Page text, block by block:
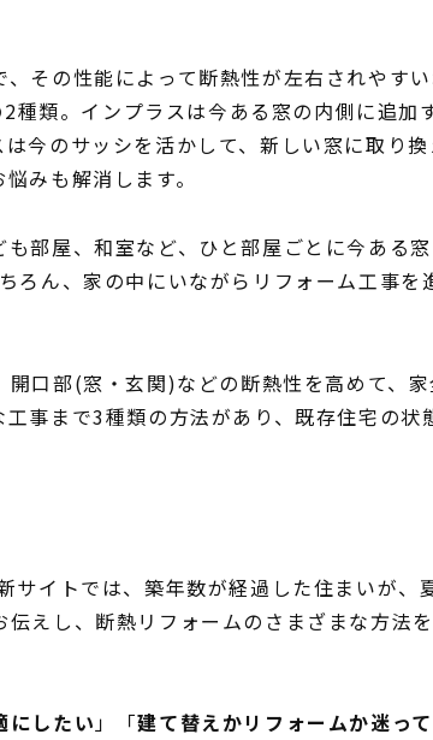
その性能によって断熱性が左右されやす
2種類。インプラスは今ある窓の内側に追加
今のサッシを活かして、新しい窓に取り
みも解消します。
部屋、和室など、ひと部屋ごとに今ある窓
ろん、家の中にいながらリフォーム工事を
開口部(窓・玄関)などの断熱性を高めて、
事まで3種類の方法があり、既存住宅の状
サイトでは、築年数が経過した住まいが、
えし、断熱リフォームのさまざまな方法
にしたい」「建て替えかリフォームか迷っ